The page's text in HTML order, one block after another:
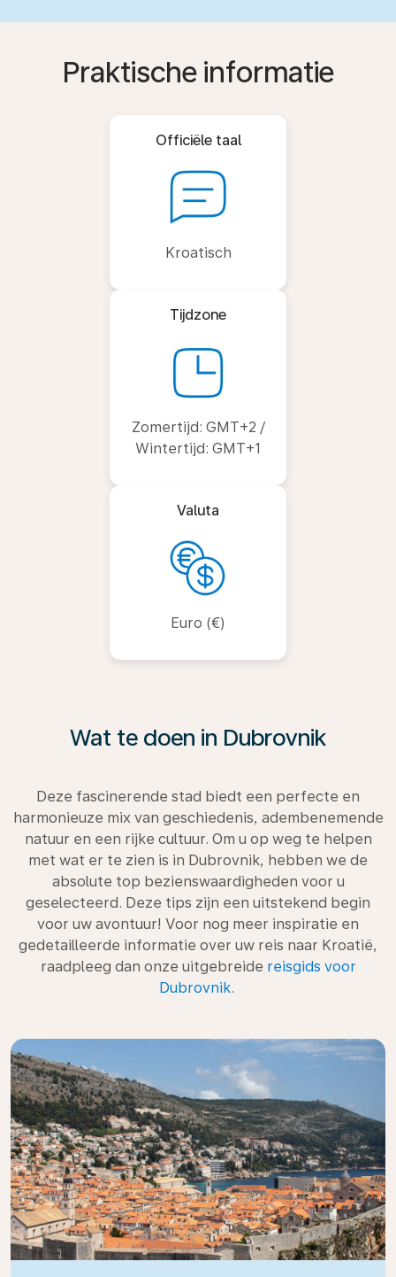
Praktische informatie
Officiële taal
Kroatisch
Tijdzone
Zomertijd: GMT+2 /
Wintertijd: GMT+1
Valuta
Euro (€)
Wat te doen in Dubrovnik
Deze fascinerende stad biedt een perfecte en
harmonieuze mix van geschiedenis, adembenemende
natuur en een rijke cultuur. Om u op weg te helpen
met wat er te zien is in Dubrovnik, hebben we de
absolute top bezienswaardigheden voor u
geselecteerd. Deze tips zijn een uitstekend begin
voor uw avontuur! Voor nog meer inspiratie en
gedetailleerde informatie over uw reis naar Kroatië,
raadpleeg dan onze uitgebreide reisgids voor
Dubrovnik.